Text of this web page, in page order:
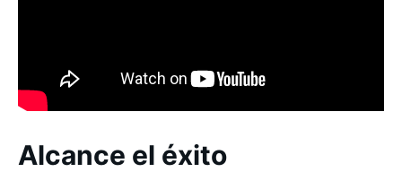
Alcance el éxito